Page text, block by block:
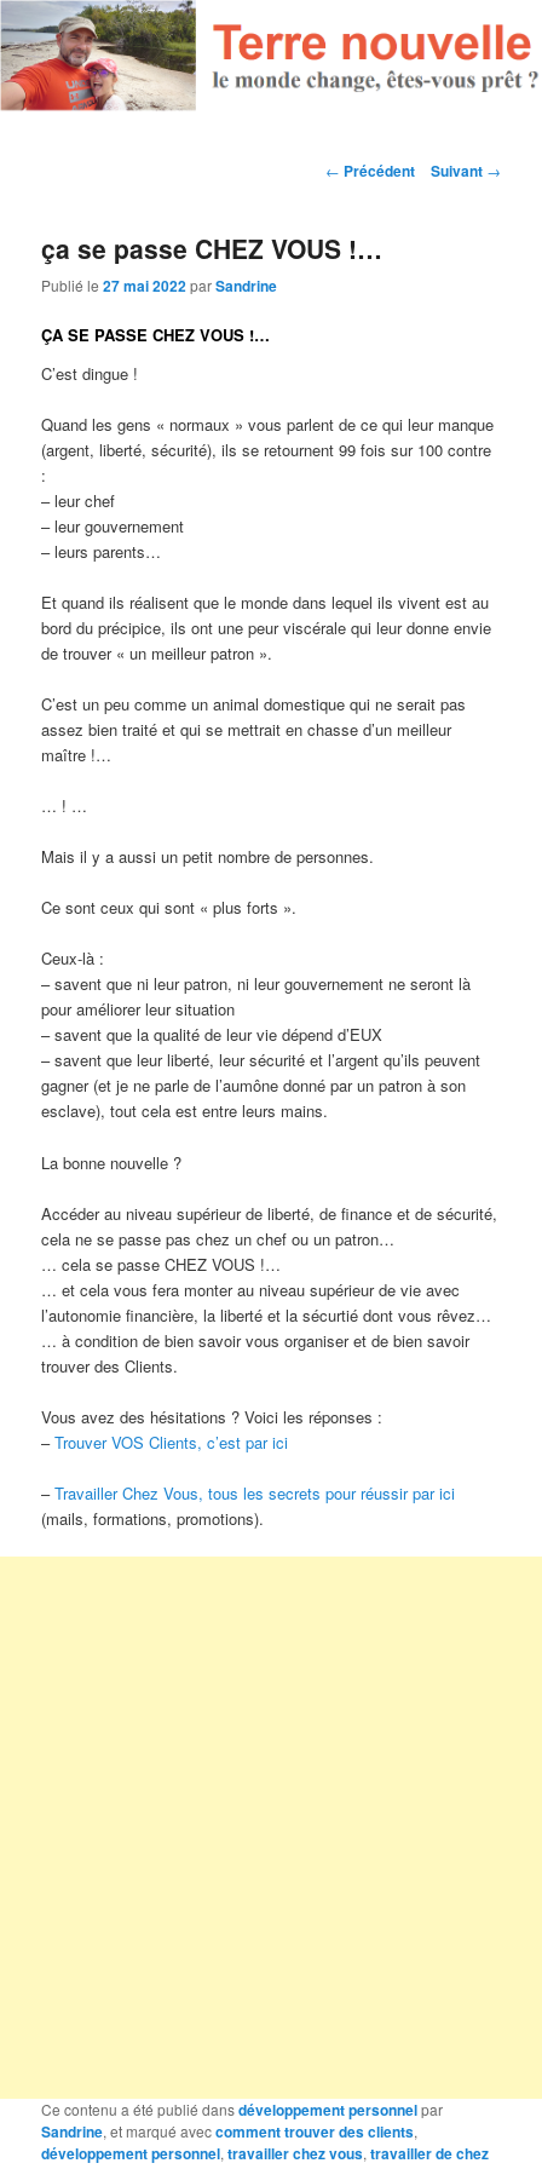
Navigation des articles
← Précédent Suivant →
ça se passe CHEZ VOUS !…
Publié le27 mai 2022parSandrine
ÇA SE PASSE CHEZ VOUS !…
C’est dingue !
Quand les gens « normaux » vous parlent de ce qui leur manque
(argent, liberté, sécurité), ils se retournent 99 fois sur 100 contre
:
– leur chef
– leur gouvernement
– leurs parents…
Et quand ils réalisent que le monde dans lequel ils vivent est au
bord du précipice, ils ont une peur viscérale qui leur donne envie
de trouver « un meilleur patron ».
C’est un peu comme un animal domestique qui ne serait pas
assez bien traité et qui se mettrait en chasse d’un meilleur
maître !…
… ! …
Mais il y a aussi un petit nombre de personnes.
Ce sont ceux qui sont « plus forts ».
Ceux-là :
– savent que ni leur patron, ni leur gouvernement ne seront là
pour améliorer leur situation
– savent que la qualité de leur vie dépend d’EUX
– savent que leur liberté, leur sécurité et l’argent qu’ils peuvent
gagner (et je ne parle de l’aumône donné par un patron à son
esclave), tout cela est entre leurs mains.
La bonne nouvelle ?
Accéder au niveau supérieur de liberté, de finance et de sécurité,
cela ne se passe pas chez un chef ou un patron…
… cela se passe CHEZ VOUS !…
… et cela vous fera monter au niveau supérieur de vie avec
l’autonomie financière, la liberté et la sécurtié dont vous rêvez…
… à condition de bien savoir vous organiser et de bien savoir
trouver des Clients.
Vous avez des hésitations ? Voici les réponses :
–Trouver VOS Clients, c’est par ici
–Travailler Chez Vous, tous les secrets pour réussir par ici
(mails, formations, promotions).
Ce contenu a été publié dansdéveloppement personnelpar
Sandrine, et marqué aveccomment trouver des clients,
développement personnel,travailler chez vous,travailler de chez